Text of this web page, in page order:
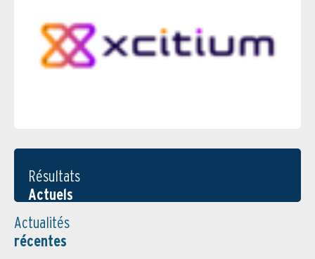
Résultats
Actuels
Actualités
récentes